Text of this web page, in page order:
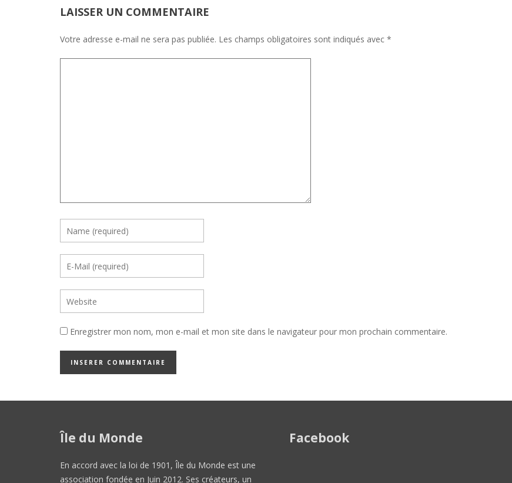
LAISSER UN COMMENTAIRE
Votre adresse e-mail ne sera pas publiée. Les champs obligatoires sont indiqués avec *
Enregistrer mon nom, mon e-mail et mon site dans le navigateur pour mon prochain commentaire.
Île du Monde
En accord avec la loi de 1901, Île du Monde est une
association fondée en Juin 2012. Ses créateurs, un
Facebook